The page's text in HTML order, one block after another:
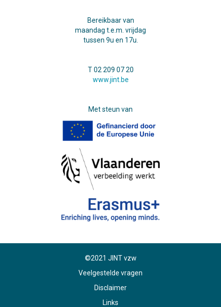
Bereikbaar van
maandag t.e.m. vrijdag
tussen 9u en 17u.
T 02 209 07 20
www.jint.be
Met steun van
©2021 JINT vzw
Veelgestelde vragen
Disclaimer
Links